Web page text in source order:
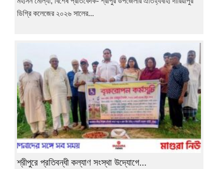
ডিগ্রি কলেজের ২০২৬ সালের...
শ্রীপুরে প্রতিবন্ধী কল্যাণ সংস্থা উদ্যোগে...